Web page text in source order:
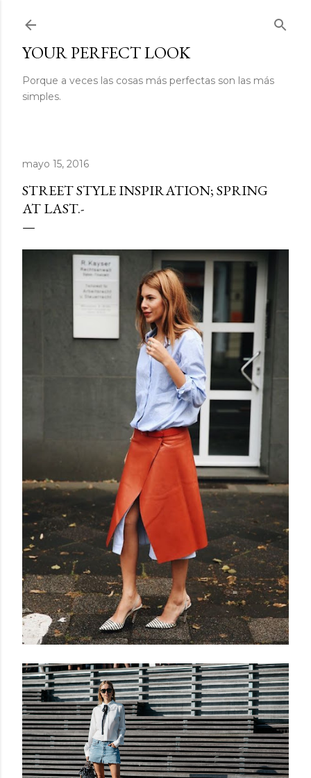
YOUR PERFECT LOOK
Porque a veces las cosas más perfectas son las más
simples.
mayo 15, 2016
STREET STYLE INSPIRATION; SPRING
AT LAST.-